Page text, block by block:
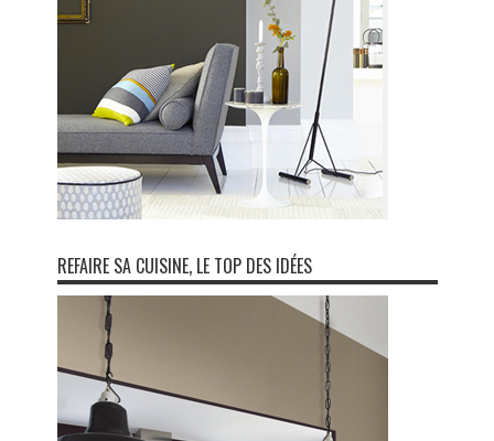
REFAIRE SA CUISINE, LE TOP DES IDÉES